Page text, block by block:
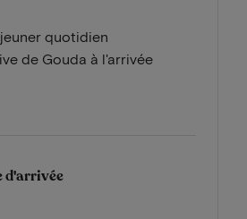
quotidien
de Gouda à l'arrivée
d'arrivée